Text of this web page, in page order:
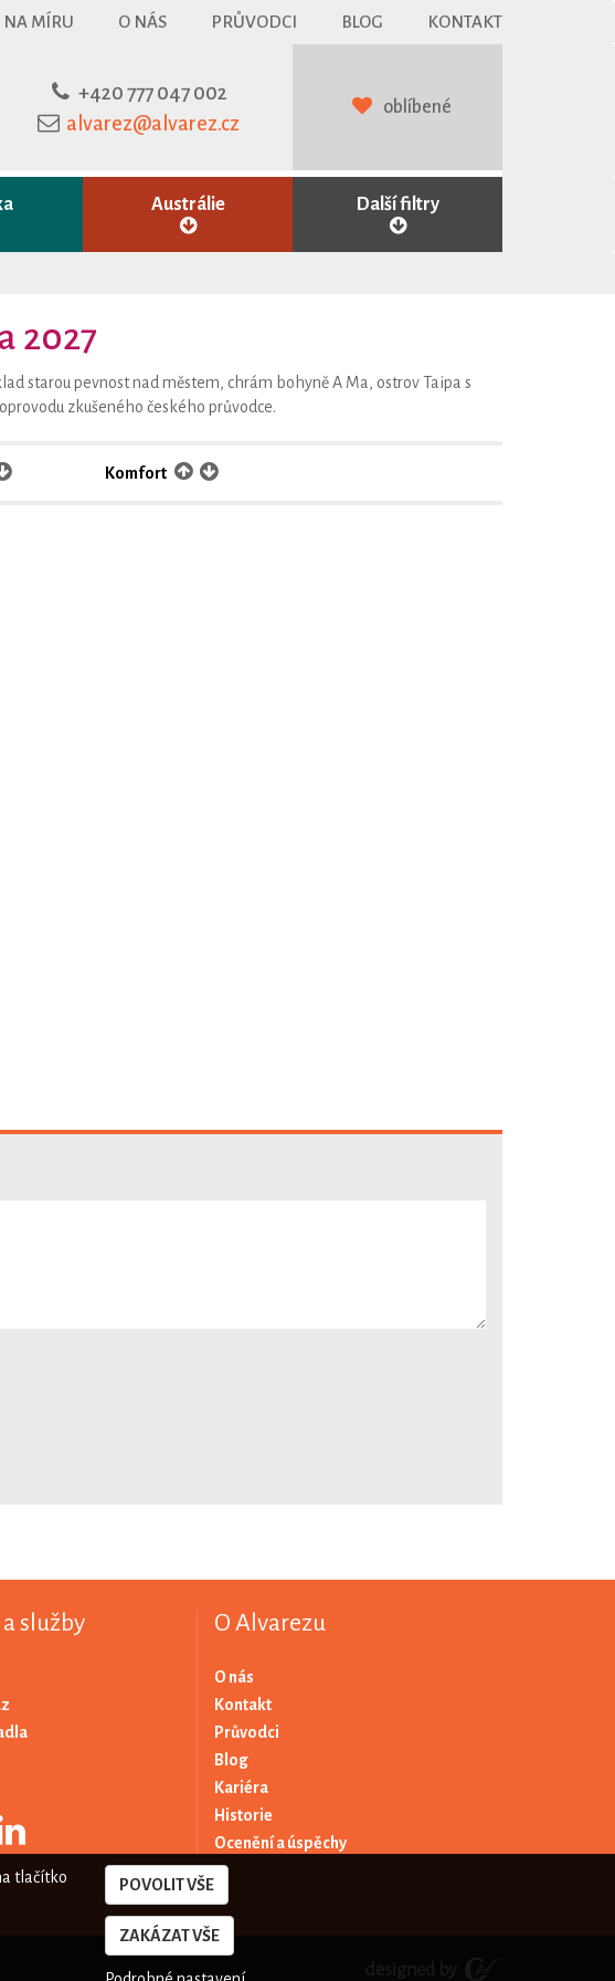
tlačítko
POVOLIT VŠE
ZAKÁZAT VŠE
NA MÍRU O NÁS PRŮVODCI BLOG KONTAKT
+420 777 047 002
alvarez@alvarez.cz
oblíbené
Austrálie Další filtry
2027
starou pevnost nad městem, chrám bohyně A Ma, ostrov Taipa s
zkušeného českého průvodce.
Komfort
O Alvarezu
O nás
Kontakt
Průvodci
Blog
Kariéra
Historie
Ocenění a úspěchy
služby